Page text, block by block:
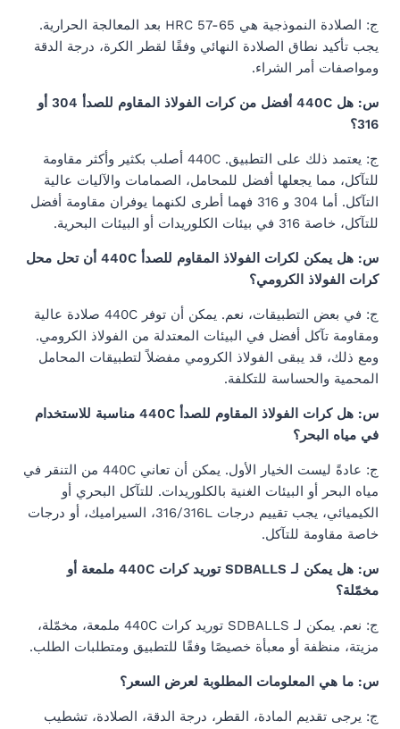
ج: الصلادة النموذجية هي HRC 57-65 بعد المعالجة الحرارية.
يجب تأكيد نطاق الصلادة النهائي وفقًا لقطر الكرة، درجة الدقة
ومواصفات أمر الشراء.
س: هل 440C أفضل من كرات الفولاذ المقاوم للصدأ 304 أو
316؟
ج: يعتمد ذلك على التطبيق. 440C أصلب بكثير وأكثر مقاومة
للتآكل، مما يجعلها أفضل للمحامل، الصمامات والآليات عالية
التآكل. أما 304 و 316 فهما أطرى لكنهما يوفران مقاومة أفضل
للتآكل، خاصة 316 في بيئات الكلوريدات أو البيئات البحرية.
س: هل يمكن لكرات الفولاذ المقاوم للصدأ 440C أن تحل محل
كرات الفولاذ الكرومي؟
ج: في بعض التطبيقات، نعم. يمكن أن توفر 440C صلادة عالية
ومقاومة تآكل أفضل في البيئات المعتدلة من الفولاذ الكرومي.
ومع ذلك، قد يبقى الفولاذ الكرومي مفضلاً لتطبيقات المحامل
المحمية والحساسة للتكلفة.
س: هل كرات الفولاذ المقاوم للصدأ 440C مناسبة للاستخدام
في مياه البحر؟
ج: عادةً ليست الخيار الأول. يمكن أن تعاني 440C من التنقر في
مياه البحر أو البيئات الغنية بالكلوريدات. للتآكل البحري أو
الكيميائي، يجب تقييم درجات 316/316L، السيراميك، أو درجات
خاصة مقاومة للتآكل.
س: هل يمكن لـ SDBALLS توريد كرات 440C ملمعة أو
مخمّلة؟
ج: نعم. يمكن لـ SDBALLS توريد كرات 440C ملمعة، مخمّلة،
مزيتة، منظفة أو معبأة خصيصًا وفقًا للتطبيق ومتطلبات الطلب.
س: ما هي المعلومات المطلوبة لعرض السعر؟
ج: يرجى تقديم المادة، القطر، درجة الدقة، الصلادة، تشطيب